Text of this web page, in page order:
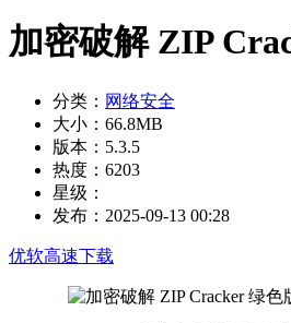
加密破解 ZIP
分类： 网络安全
大小： 66.8MB
版本： 5.3.5
热度： 6203
星级：
发布： 2025-09-13 00:28
优软高速下载